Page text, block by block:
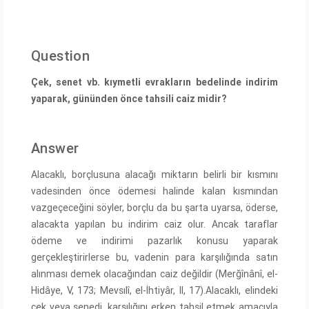
Question
Çek, senet vb. kıymetli evrakların bedelinde indirim
yaparak, gününden önce tahsili caiz midir?
Answer
Alacaklı, borçlusuna alacağı miktarın belirli bir kısmını
vadesinden önce ödemesi halinde kalan kısmından
vazgeçeceğini söyler, borçlu da bu şarta uyarsa, öderse,
alacakta yapılan bu indirim caiz olur. Ancak taraflar
ödeme ve indirimi pazarlık konusu yaparak
gerçekleştirirlerse bu, vadenin para karşılığında satın
alınması demek olacağından caiz değildir (Merğînânî, el-
Hidâye, V, 173; Mevsılî, el-İhtiyâr, II, 17).Alacaklı, elindeki